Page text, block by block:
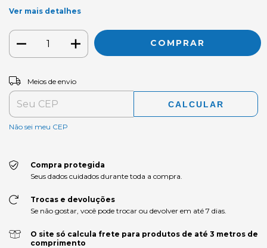
Ver mais detalhes
Entregas para o CEP:
Meios de envio
CALCULAR
Não sei meu CEP
Compra protegida
Seus dados cuidados durante toda a compra.
Trocas e devoluções
Se não gostar, você pode trocar ou devolver em até 7 dias.
O site só calcula frete para produtos de até 3 metros de
comprimento